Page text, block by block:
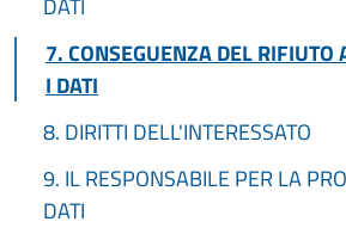
DATI
7. CONSEGUENZA DEL RIFIUTO
I DATI
8. DIRITTI DELL'INTERESSATO
9. IL RESPONSABILE PER LA
DATI